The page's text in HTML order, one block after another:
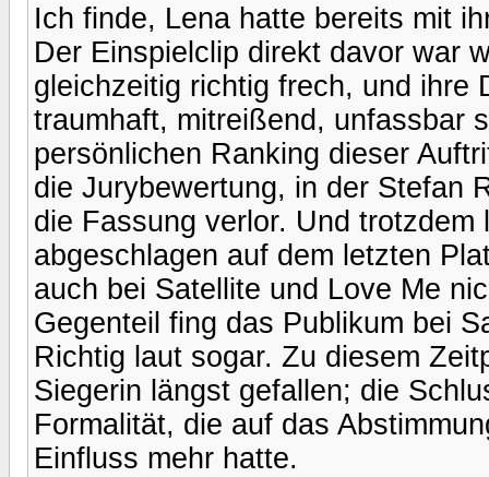
Ich finde, Lena hatte bereits mit
Der Einspielclip direkt davor war
gleichzeitig richtig frech, und ihre
traumhaft, mitreißend, unfassbar
persönlichen Ranking dieser
die Jurybewertung, in der Stefan
die Fassung verlor. Und
abgeschlagen auf dem letzten
auch bei Satellite und Love Me
Gegenteil fing das Publikum bei
Richtig laut sogar. Zu diesem
Siegerin längst gefallen; die
Formalität, die auf das
Einfluss mehr hatte.